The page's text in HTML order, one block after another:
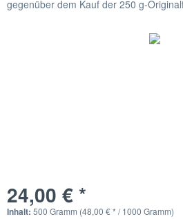
gegenüber dem Kauf der 250 g-
24,00 € *
Inhalt: 500 Gramm (48,00 € * / 1000 Gramm)